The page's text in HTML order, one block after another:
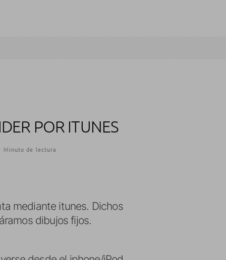
POR ITUNES
Minuto de lectura
mediante itunes. Dichos
dibujos fijos.